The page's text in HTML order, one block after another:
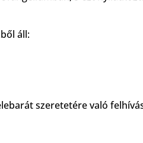
áll:
szeretetére való